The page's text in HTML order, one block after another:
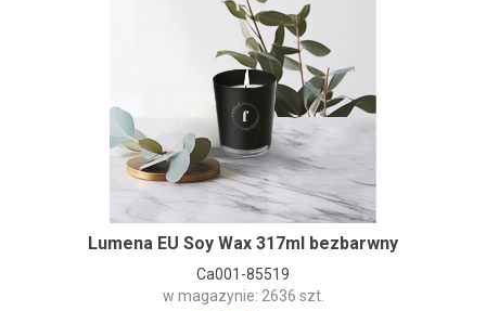
Lumena EU Soy Wax 317ml bezbarwny
Ca001-85519
w magazynie: 2636 szt.